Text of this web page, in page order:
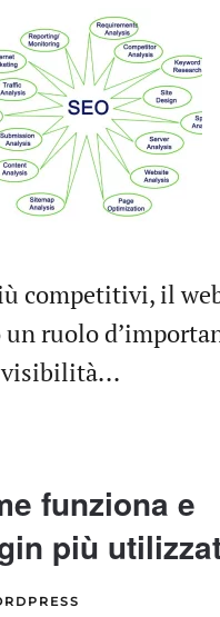
competitivi, il
ruolo
visibilità...
funziona e
più